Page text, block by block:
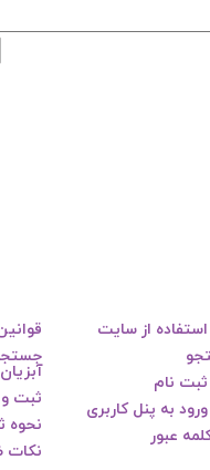
از سایت
ثبت نام
به پنل کاربری
عبور
آبزیان
ثبت
نحوه
نکات